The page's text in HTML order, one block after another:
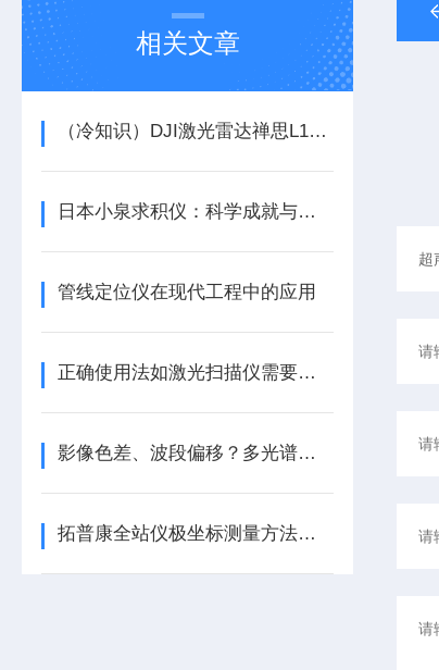
相关文章
（冷知识）DJI激光雷达禅思L1外业三种作业模式
日本小泉求积仪：科学成就与技术创新
管线定位仪在现代工程中的应用
正确使用法如激光扫描仪需要注意以下步骤
影像色差、波段偏移？多光谱传感器常见故障排查方案
拓普康全站仪极坐标测量方法，你知道吗？